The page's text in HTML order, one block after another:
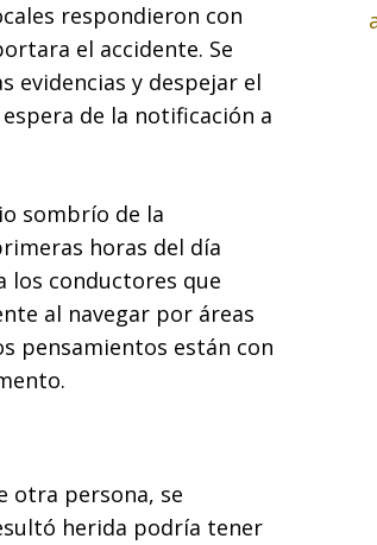
respondieron con
el accidente. Se
evidencias y despejar el
de la notificación a
sombrío de la
horas del día
los conductores que
al navegar por áreas
pensamientos están con
otra persona, se
herida podría tener